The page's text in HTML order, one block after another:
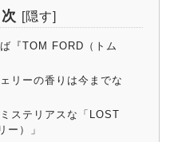
[隠す]
『TOM FORD（トム
リーの香りは今までな
ステリアスな「LOST
ー）」